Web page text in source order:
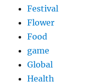
Festival
Flower
Food
game
Global
Health